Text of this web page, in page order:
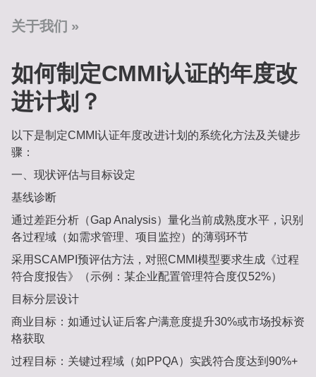
关于我们
如何制定CMMI认证的年度改
进计划？
以下是制定CMMI认证年度改进计划的系统化方法及关键步
骤：
一、现状评估与目标设定
基线诊断‌
通过差距分析（Gap Analysis）量化当前成熟度水平，识别
各过程域（如需求管理、项目监控）的薄弱环节
采用SCAMPI预评估方法，对照CMMI模型要求生成《过程
符合度报告》（示例：某企业配置管理符合度仅52%）
目标分层设计‌
商业目标‌：如通过认证后客户满意度提升30%或市场投标资
格获取
过程目标‌：关键过程域（如PPQA）实践符合度达到90%+